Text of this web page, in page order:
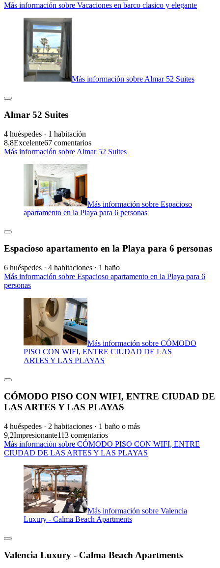
Más información sobre Vacaciones en barco clasico y elegante
Más información sobre Almar 52 Suites
Almar 52 Suites
4 huéspedes · 1 habitación
8,8Excelente67 comentarios
Más información sobre Almar 52 Suites
Más información sobre Espacioso
apartamento en la Playa para 6 personas
Espacioso apartamento en la Playa para 6 personas
6 huéspedes · 4 habitaciones · 1 baño
Más información sobre Espacioso apartamento en la Playa para 6
personas
Más información sobre CÓMODO
PISO CON WIFI, ENTRE CIUDAD DE LAS
ARTES Y LAS PLAYAS
CÓMODO PISO CON WIFI, ENTRE CIUDAD DE
LAS ARTES Y LAS PLAYAS
4 huéspedes · 2 habitaciones · 1 baño o más
9,2Impresionante113 comentarios
Más información sobre CÓMODO PISO CON WIFI, ENTRE
CIUDAD DE LAS ARTES Y LAS PLAYAS
Más información sobre Valencia
Luxury - Calma Beach Apartments
Valencia Luxury - Calma Beach Apartments